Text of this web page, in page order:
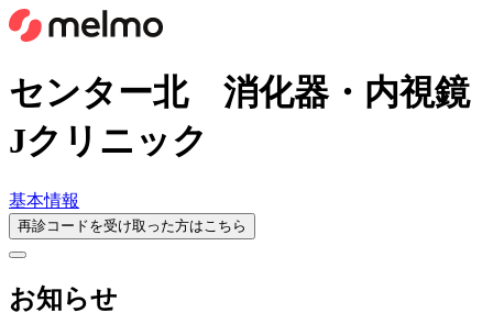
センター北 消化器・内視鏡
Jクリニック
基本情報
再診コードを受け取った方はこちら
お知らせ